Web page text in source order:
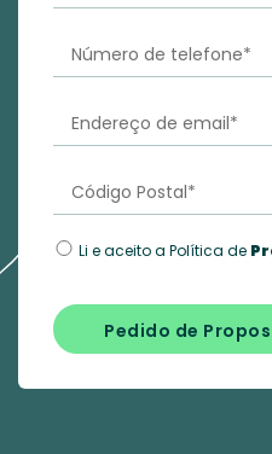
Li e aceito a Política de
Pedido de